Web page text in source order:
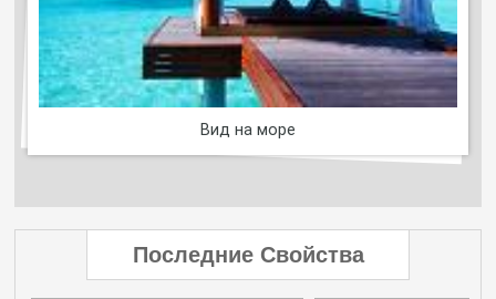
Вид на море
Последние Свойства